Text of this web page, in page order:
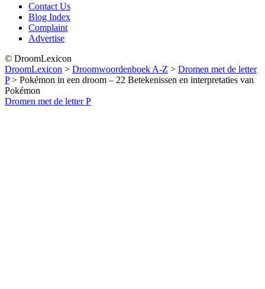
Contact Us
Blog Index
Complaint
Advertise
© DroomLexicon
DroomLexicon > Droomwoordenboek A-Z > Dromen met de letter
P> Pokémon in een droom – 22 Betekenissen en interpretaties van
Pokémon
Dromen met de letter P